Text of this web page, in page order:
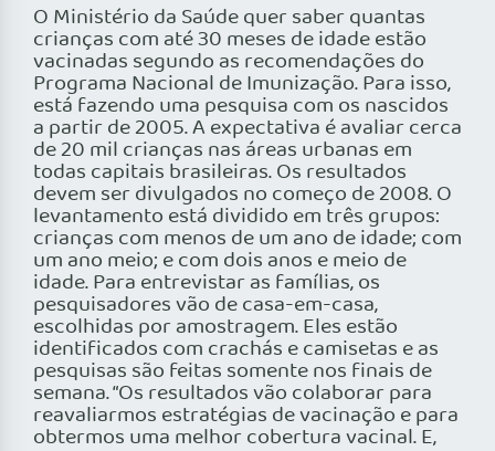
O Ministério da Saúde quer saber quantas
crianças com até 30 meses de idade estão
vacinadas segundo as recomendações do
Programa Nacional de Imunização. Para isso,
está fazendo uma pesquisa com os nascidos
a partir de 2005. A expectativa é avaliar cerca
de 20 mil crianças nas áreas urbanas em
todas capitais brasileiras. Os resultados
devem ser divulgados no começo de 2008. O
levantamento está dividido em três grupos:
crianças com menos de um ano de idade; com
um ano meio; e com dois anos e meio de
idade. Para entrevistar as famílias, os
pesquisadores vão de casa-em-casa,
escolhidas por amostragem. Eles estão
identificados com crachás e camisetas e as
pesquisas são feitas somente nos finais de
semana. “Os resultados vão colaborar para
reavaliarmos estratégias de vacinação e para
obtermos uma melhor cobertura vacinal. E,